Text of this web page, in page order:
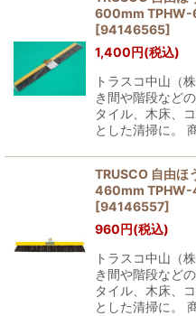
600mm
[94146565]
1,400円(税込)
トラスコ中山（
き間や階段など
タイル、木床、
とした清掃に。
TRUSCO 自由ほ
460mm
[94146557]
960円(税込)
トラスコ中山（
き間や階段など
タイル、木床、
とした清掃に。